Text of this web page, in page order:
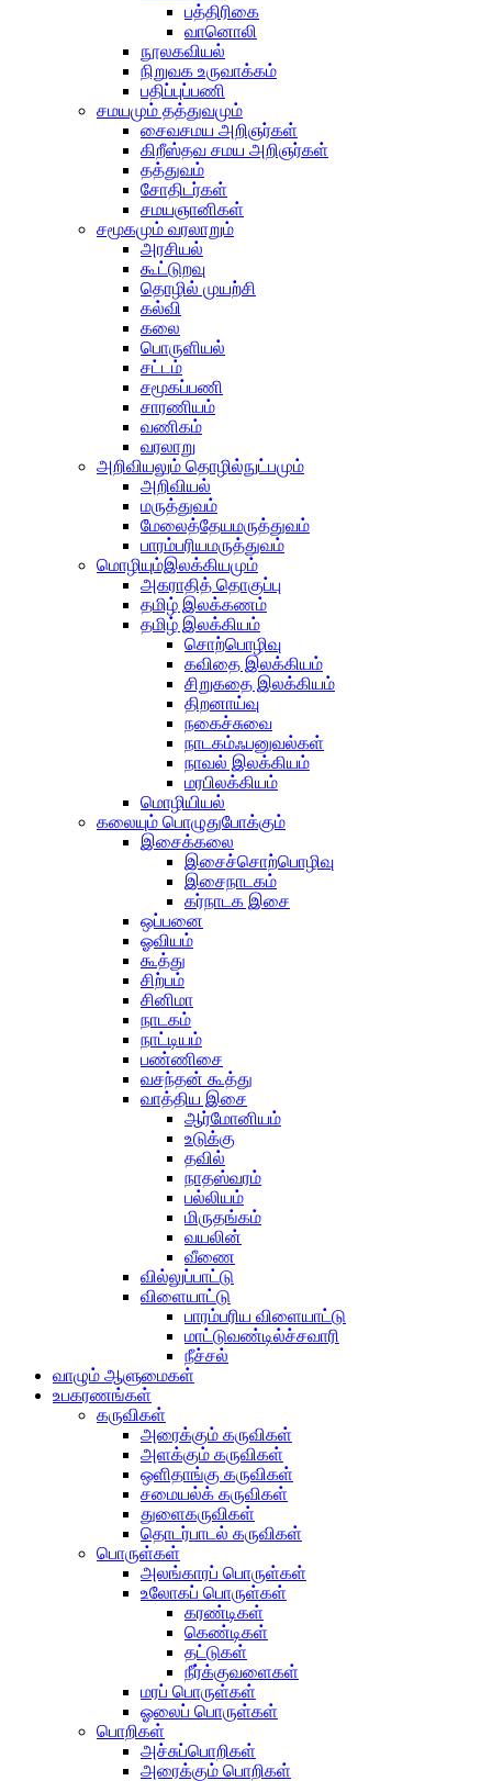
பத்திரிகை
வானொலி
நூலகவியல்
நிறுவக உருவாக்கம்
பதிப்புப்பணி
சமயமும் தத்துவமும்
சைவசமய அறிஞர்கள்
கிறீஸ்தவ சமய அறிஞர்கள்
தத்துவம்
சோதிடர்கள்
சமயஞானிகள்
சமூகமும் வரலாறும்
அரசியல்
கூட்டுறவு
தொழில் முயற்சி
கல்வி
கலை
பொருளியல்
சட்டம்
சமூகப்பணி
சாரணியம்
வணிகம்
வரலாறு
அறிவியலும் தொழில்நுட்பமும்
அறிவியல்
மருத்துவம்
மேலைத்தேயமருத்துவம்
பாரம்பரியமருத்துவம்
மொழியும்இலக்கியமும்
அகராதித் தொகுப்பு
தமிழ் இலக்கணம்
தமிழ் இலக்கியம்
சொற்பொழிவு
கவிதை இலக்கியம்
சிறுகதை இலக்கியம்
திறனாய்வு
நகைச்சுவை
நாடகம்ஃபனுவல்கள்
நாவல் இலக்கியம்
மரபிலக்கியம்
மொழியியல்
கலையும் பொழுதுபோக்கும்
இசைக்கலை
இசைச்சொற்பொழிவு
இசைநாடகம்
கர்நாடக இசை
ஒப்பனை
ஓவியம்
கூத்து
சிற்பம்
சினிமா
நாடகம்
நாட்டியம்
பண்ணிசை
வசந்தன் கூத்து
வாத்திய இசை
ஆர்மோனியம்
உடுக்கு
தவில்
நாதஸ்வரம்
பல்லியம்
மிருதங்கம்
வயலின்
வீணை
வில்லுப்பாட்டு
விளையாட்டு
பாரம்பரிய விளையாட்டு
மாட்டுவண்டில்ச்சவாரி
நீச்சல்
வாழும் ஆளுமைகள்
உபகரணங்கள்
கருவிகள்
அரைக்கும் கருவிகள்
அளக்கும் கருவிகள்
ஒளிதாங்கு கருவிகள்
சமையல்க் கருவிகள்
துளைகருவிகள்
தொடர்பாடல் கருவிகள்
பொருள்கள்
அலங்காரப் பொருள்கள்
உலோகப் பொருள்கள்
கரண்டிகள்
கெண்டிகள்
தட்டுகள்
நீர்க்குவளைகள்
மரப் பொருள்கள்
ஓலைப் பொருள்கள்
பொறிகள்
அச்சுப்பொறிகள்
அரைக்கும் பொறிகள்